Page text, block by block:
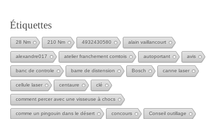
Étiquettes
28 Nm 210 Nm 4932430580 alain vaillancourt
alexandre017 atelier franchement comtois autoportant avis
banc de controle barre de distension Bosch canne laser
cellule laser centaure clé
comment percer avec une visseuse à chocs
comme un pingouin dans le désert concours Conseil outillage